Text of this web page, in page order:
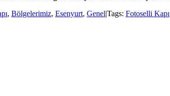
, Bölgelerimiz, Esenyurt, Genel|Tags: Fotoselli Kapı